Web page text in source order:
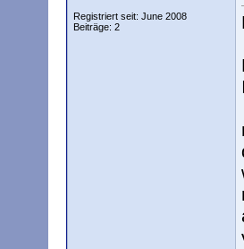
Registriert seit: June 2008
Beiträge: 2